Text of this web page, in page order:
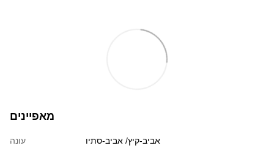
מאפיינים
עונה
אביב-קיץ/ אביב-סתיו